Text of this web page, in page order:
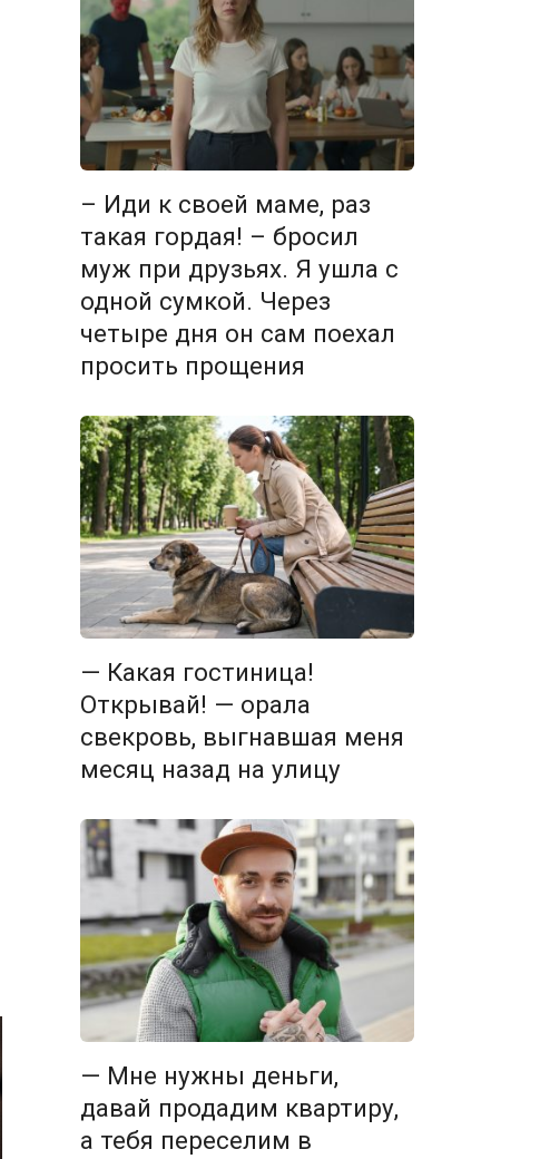
– Иди к своей маме, раз
такая гордая! – бросил
муж при друзьях. Я ушла с
одной сумкой. Через
четыре дня он сам поехал
просить прощения
— Какая гостиница!
Открывай! — орала
свекровь, выгнавшая меня
месяц назад на улицу
— Мне нужны деньги,
давай продадим квартиру,
а тебя переселим в